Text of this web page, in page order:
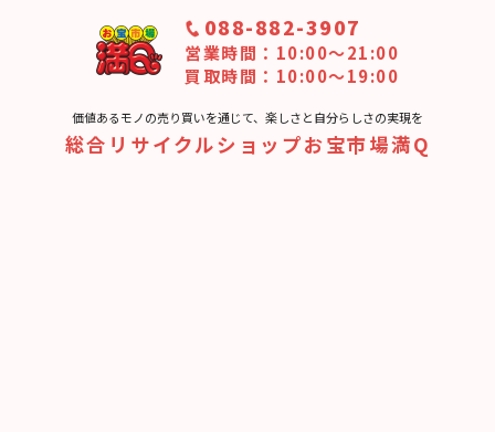
088-882-3907
営業時間：10:00〜21:00
買取時間：10:00～19:00
価値あるモノの売り買いを通じて、楽しさと⾃分らしさの実現を
総合リサイクルショップお宝市場満Q